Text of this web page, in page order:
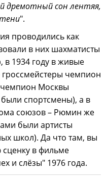
дремотный сон лентяя,
".
проводились как
в них шахматисты
1934 году в живые
чемпион
Москвы
спортсмены), а в
союзов – Рюмин же
были артисты
школ). Да что там, вы
сценку в фильме
и слёзы" 1976 года.